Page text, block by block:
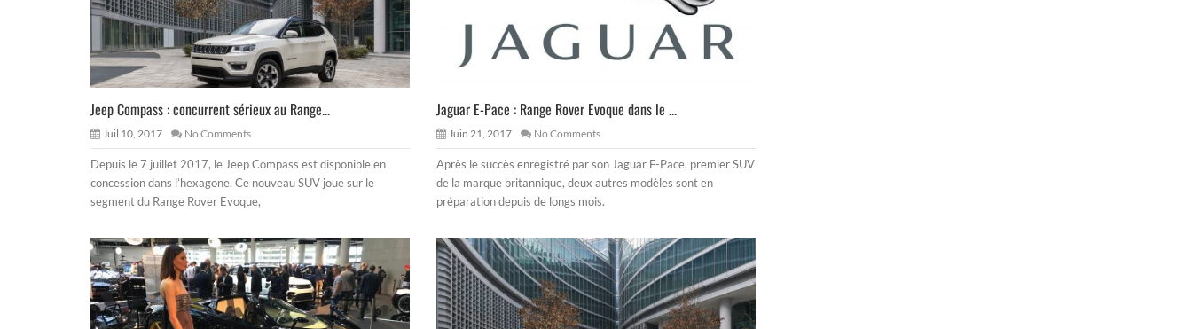
Jeep Compass : concurrent sérieux au Range...
Juil 10, 2017 No Comments
Depuis le 7 juillet 2017, le Jeep Compass est disponible en
concession dans l’hexagone. Ce nouveau SUV joue sur le
segment du Range Rover Evoque,
Jaguar E-Pace : Range Rover Evoque dans le ...
Juin 21, 2017 No Comments
Après le succès enregistré par son Jaguar F-Pace, premier SUV
de la marque britannique, deux autres modèles sont en
préparation depuis de longs mois.